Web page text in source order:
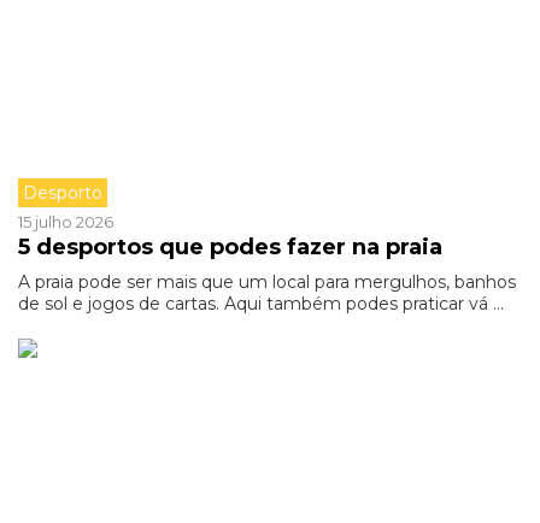
Desporto
15 julho 2026
5 desportos que podes fazer na praia
A praia pode ser mais que um local para mergulhos, banhos
de sol e jogos de cartas. Aqui também podes praticar vá ...